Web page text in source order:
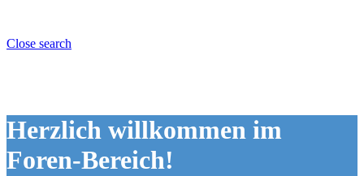
Close search
Herzlich willkommen im
Foren-Bereich!